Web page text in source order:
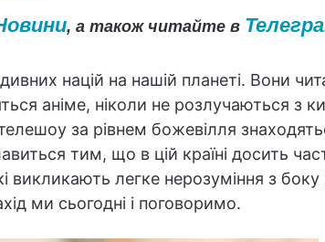
, а також читайте в
націй на нашій планеті. Вони
аніме, ніколи не розлучаються з
за рівнем божевілля
тим, що в цій країні досить
викликають легке нерозуміння з
ми сьогодні і поговоримо.